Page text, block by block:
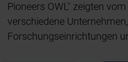
Pioneers OWL" zeigten
verschiedene Unternehmen,
Forschungseinrichtungen